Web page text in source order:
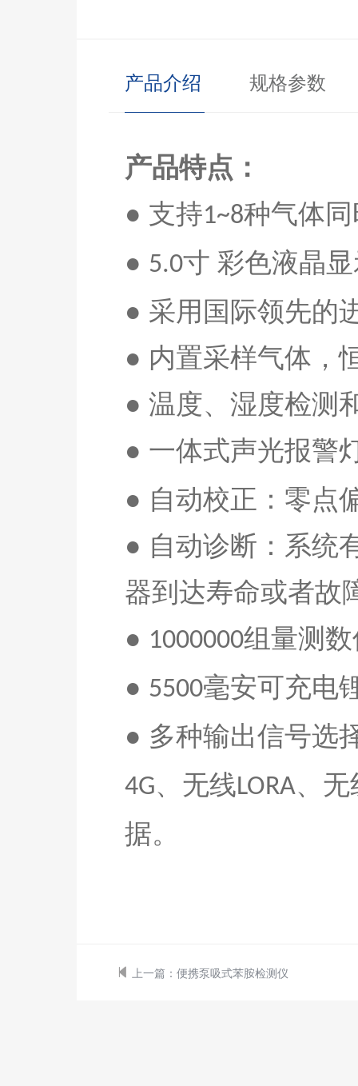
产品介绍 规格参数
产品特点：
● 支持1~8种气体
● 5.0寸 彩色液晶
● 采用国际领先的
● 内置采样气体，
● 温度、湿度检测
● 一体式声光报警
● 自动校正：零点
● 自动诊断：系统
器到达寿命或者故
● 1000000组量测
● 5500毫安可充电
● 多种输出信号选
4G、无线LORA、无
据。
上一篇： 便携泵吸式苯胺检测仪